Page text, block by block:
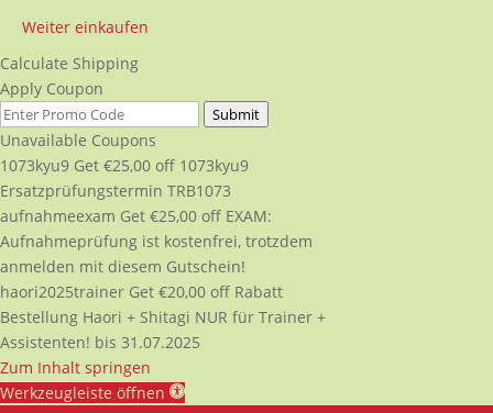
Weiter einkaufen
Calculate Shipping
Apply Coupon
Submit
Unavailable Coupons
1073kyu9 Get €25,00 off 1073kyu9
Ersatzprüfungstermin TRB1073
aufnahmeexam Get €25,00 off EXAM:
Aufnahmeprüfung ist kostenfrei, trotzdem
anmelden mit diesem Gutschein!
haori2025trainer Get €20,00 off Rabatt
Bestellung Haori + Shitagi NUR für Trainer +
Assistenten! bis 31.07.2025
Zum Inhalt springen
Werkzeugleiste öffnen